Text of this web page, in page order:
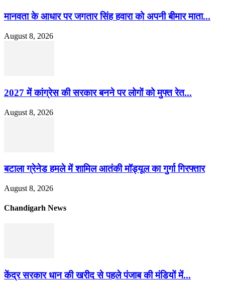
मानवता के आधार पर जगतार सिंह हवारा को अपनी बीमार माता...
August 8, 2026
2027 में कांग्रेस की सरकार बनने पर लोगों को मुफ्त रेत...
August 8, 2026
बटाला ग्रेनेड हमले में शामिल आतंकी मॉड्यूल का गुर्गा गिरफ्तार
August 8, 2026
Chandigarh News
केंद्र सरकार धान की खरीद से पहले पंजाब की मंडियों में...